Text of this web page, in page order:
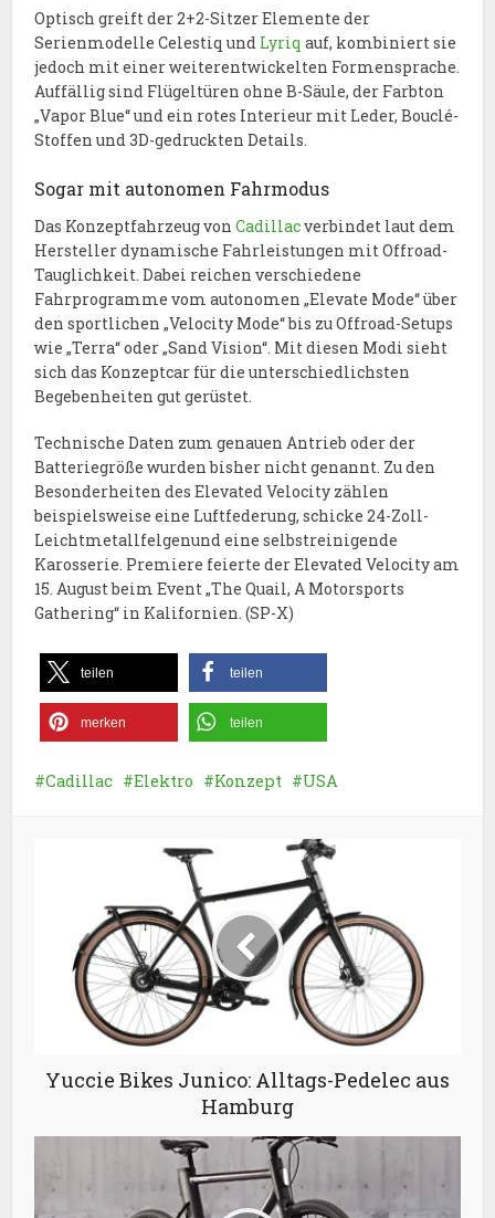
Optisch greift der 2+2-Sitzer Elemente der
Serienmodelle Celestiq und Lyriq auf, kombiniert sie
jedoch mit einer weiterentwickelten Formensprache.
Auffällig sind Flügeltüren ohne B-Säule, der Farbton
„Vapor Blue“ und ein rotes Interieur mit Leder, Bouclé-
Stoffen und 3D-gedruckten Details.
Sogar mit autonomen Fahrmodus
Das Konzeptfahrzeug vonCadillacverbindet laut dem
Hersteller dynamische Fahrleistungen mit Offroad-
Tauglichkeit. Dabei reichen verschiedene
Fahrprogramme vom autonomen „Elevate Mode“ über
den sportlichen „Velocity Mode“ bis zu Offroad-Setups
wie „Terra“ oder „Sand Vision“. Mit diesen Modi sieht
sich das Konzeptcar für die unterschiedlichsten
Begebenheiten gut gerüstet.
Technische Daten zum genauen Antrieb oder der
Batteriegröße wurden bisher nicht genannt. Zu den
Besonderheiten des Elevated Velocity zählen
beispielsweise eine Luftfederung, schicke 24-Zoll-
Leichtmetallfelgenund eine selbstreinigende
Karosserie. Premiere feierte der Elevated Velocity am
15. August beim Event „The Quail, A Motorsports
Gathering“ in Kalifornien. (SP-X)
teilen teilen
merken teilen
Cadillac Elektro Konzept USA
Yuccie Bikes Junico: Alltags-Pedelec aus
Hamburg